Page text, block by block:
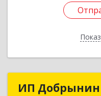
ИП Добрынин